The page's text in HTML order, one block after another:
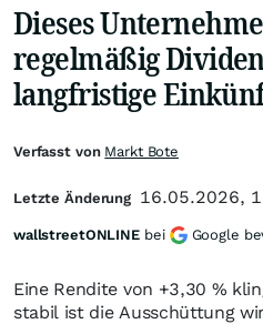
Dieses
regelmäßig
langfristige
Eine Rendite von +3,30 %
stabil ist die Ausschüttung
Verfasst von Markt Bote
Letzte Änderung 16.05.2026,
wallstreetONLINE bei Google